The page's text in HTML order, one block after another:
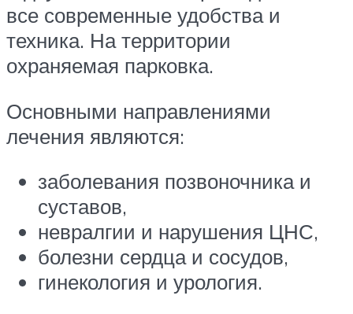
все современные удобства и
техника. На территории
охраняемая парковка.
Основными направлениями
лечения являются:
заболевания позвоночника и
суставов,
невралгии и нарушения ЦНС,
болезни сердца и сосудов,
гинекология и урология.